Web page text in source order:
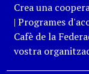
Crea una
| Programes
Cafè de la
vostra